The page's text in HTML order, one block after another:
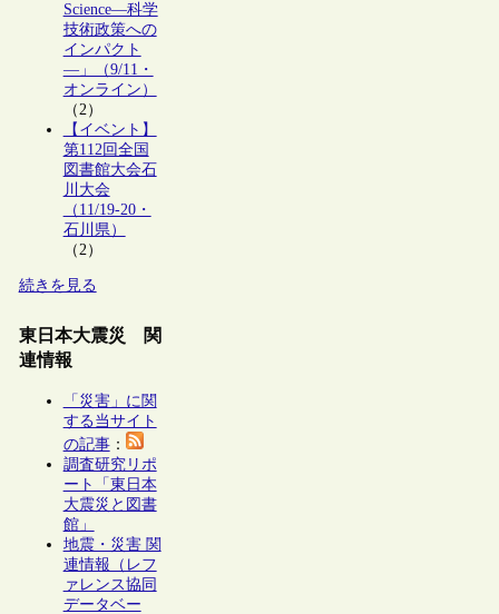
Science―科学
技術政策への
インパクト
―」（9/11・
オンライン）
（2）
【イベント】
第112回全国
図書館大会石
川大会
（11/19-20・
石川県）
（2）
続きを見る
東日本大震災 関
連情報
「災害」に関
する当サイト
の記事：
調査研究リポ
ート「東日本
大震災と図書
館」
地震・災害 関
連情報（レフ
ァレンス協同
データベー